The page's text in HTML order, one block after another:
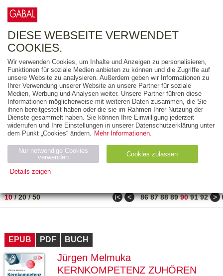
FREITEXT
AUSGABEART
AUS DER REIHE
ZUM THEMA
Neuerscheinung
Bestseller
PREIS
10/20/50 ǀ< < 86 87 88 89 90 91 92 >
EPUB PDF BUCH
Jürgen Melmuka
KERNKOMPETENZ ZUHÖREN
DIESE WEBSEITE VERWENDET
COOKIES.
Wir verwenden Cookies, um Inhalte und Anzeigen zu personalisieren,
Funktionen für soziale Medien anbieten zu können und die Zugriffe auf
unsere Website zu analysieren. Außerdem geben wir Informationen zu
Ihrer Verwendung unserer Website an unsere Partner für soziale
Medien, Werbung und Analysen weiter. Unsere Partner führen diese
Informationen möglicherweise mit weiteren Daten zusammen, die Sie
ihnen bereitgestellt haben oder die sie im Rahmen Ihrer Nutzung der
Dienste gesammelt haben. Sie können Ihre Einwilligung jederzeit
widerrufen und Ihre Einstellungen in unserer Datenschutzerklärung unter
dem Punkt „Cookies“ ändern. Mehr Informationen.
Nur notwendige Cookies
verwenden
Cookies zulassen
Details zeigen
Name Zweck
ESSION
_ID
verlag.
de
Session verwendet
GV_CO
OKIES
gabal-
Speichert den Zustimmungsstatus des
Benutzers für Cookies auf der aktuellen
Domäne.
ge